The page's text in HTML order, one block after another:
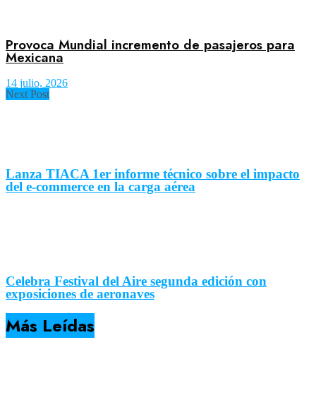
Provoca Mundial incremento de pasajeros para
Mexicana
14 julio, 2026
Next Post
Lanza TIACA 1er informe técnico sobre el impacto
del e-commerce en la carga aérea
Celebra Festival del Aire segunda edición con
exposiciones de aeronaves
Más Leídas